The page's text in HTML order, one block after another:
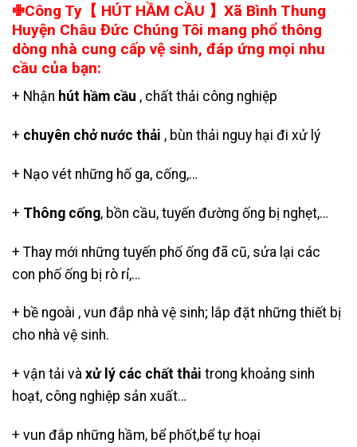
✙Công Ty【 HÚT HẦM CẦU 】Xã Bình Thung
Huyện Châu Đức Chúng Tôi mang phổ thông
dòng nhà cung cấp vệ sinh, đáp ứng mọi nhu
cầu của bạn:
+ Nhận hút hầm cầu , chất thải công nghiệp
+ chuyên chở nước thải , bùn thải nguy hại đi xử lý
+ Nạo vét những hố ga, cống,…
+ Thông cống, bồn cầu, tuyến đường ống bị nghẹt,…
+ Thay mới những tuyến phố ống đã cũ, sửa lại các
con phố ống bị rò rỉ,…
+ bề ngoài , vun đắp nhà vệ sinh; lắp đặt những thiết bị
cho nhà vệ sinh.
+ vận tải và xử lý các chất thải trong khoảng sinh
hoạt, công nghiệp sản xuất…
+ vun đắp những hầm, bể phốt,bể tự hoại